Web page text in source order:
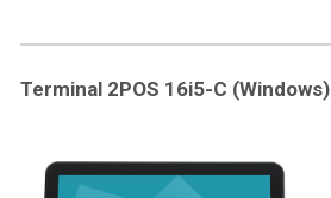
Terminal 2POS 16i5-C (Windows)